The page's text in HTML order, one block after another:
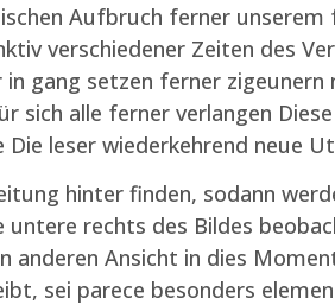
Aufbruch ferner unserem
verschiedener Zeiten des
gang setzen ferner
sich alle ferner verlangen
leser wiederkehrend neue
hinter finden, sodann
rechts des Bildes
anderen Ansicht in dies
sei parece besonders